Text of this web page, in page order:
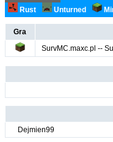
Rust
Unturned
Gra
SurvMC.maxc.pl --
Dejmien99